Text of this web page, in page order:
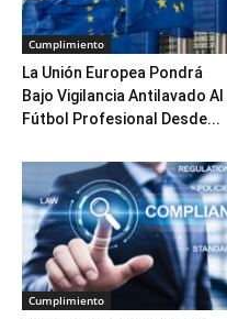
Cumplimiento
La Unión Europea Pondrá
Bajo Vigilancia Antilavado Al
Fútbol Profesional Desde...
Cumplimiento